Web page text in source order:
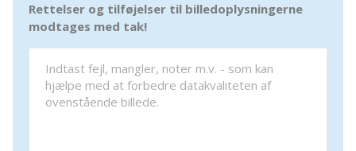
Rettelser og tilføjelser til billedoplysningerne
modtages med tak!